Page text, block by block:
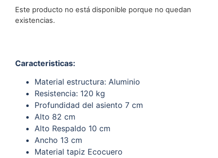
Este producto no está disponible porque no quedan
existencias.
Caracteristicas:
Material estructura: Aluminio
Resistencia: 120 kg
Profundidad del asiento 7 cm
Alto 82 cm
Alto Respaldo 10 cm
Ancho 13 cm
Material tapiz Ecocuero